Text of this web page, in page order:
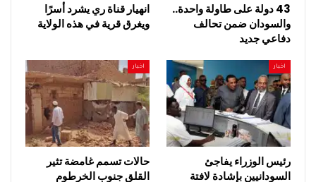
43 دولة على طاولة واحدة..
والسودان ضمن تحالف
دفاعي جديد
انهيار قناة ري يشرد أسرًا
ويغرق قرية في هذه الولاية
اخبار
رئيس الوزراء يفاجئ
السودانيين بإشادة لافتة
اخبار
حالات تسمم غامضة تثير
القلق جنوب الخرطوم